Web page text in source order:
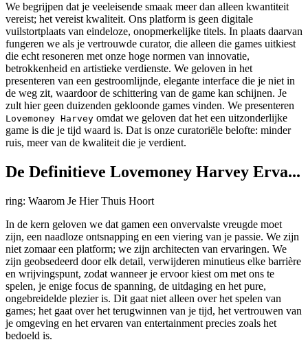
We begrijpen dat je veeleisende smaak meer dan alleen kwantiteit
vereist; het vereist kwaliteit. Ons platform is geen digitale
vuilstortplaats van eindeloze, onopmerkelijke titels. In plaats daarvan
fungeren we als je vertrouwde curator, die alleen die games uitkiest
die echt resoneren met onze hoge normen van innovatie,
betrokkenheid en artistieke verdienste. We geloven in het
presenteren van een gestroomlijnde, elegante interface die je niet in
de weg zit, waardoor de schittering van de game kan schijnen. Je
zult hier geen duizenden gekloonde games vinden. We presenteren
Lovemoney Harvey omdat we geloven dat het een uitzonderlijke
game is die je tijd waard is. Dat is onze curatoriële belofte: minder
ruis, meer van de kwaliteit die je verdient.
De Definitieve Lovemoney Harvey Erva...
ring: Waarom Je Hier Thuis Hoort
In de kern geloven we dat gamen een onvervalste vreugde moet
zijn, een naadloze ontsnapping en een viering van je passie. We zijn
niet zomaar een platform; we zijn architecten van ervaringen. We
zijn geobsedeerd door elk detail, verwijderen minutieus elke barrière
en wrijvingspunt, zodat wanneer je ervoor kiest om met ons te
spelen, je enige focus de spanning, de uitdaging en het pure,
ongebreidelde plezier is. Dit gaat niet alleen over het spelen van
games; het gaat over het terugwinnen van je tijd, het vertrouwen van
je omgeving en het ervaren van entertainment precies zoals het
bedoeld is.